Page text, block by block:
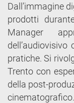
Dall’immagine
prodotti
Manager
pratiche. Si
Trento con
della post-